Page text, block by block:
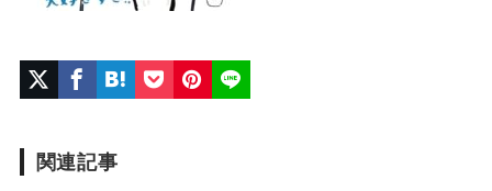
関連記事